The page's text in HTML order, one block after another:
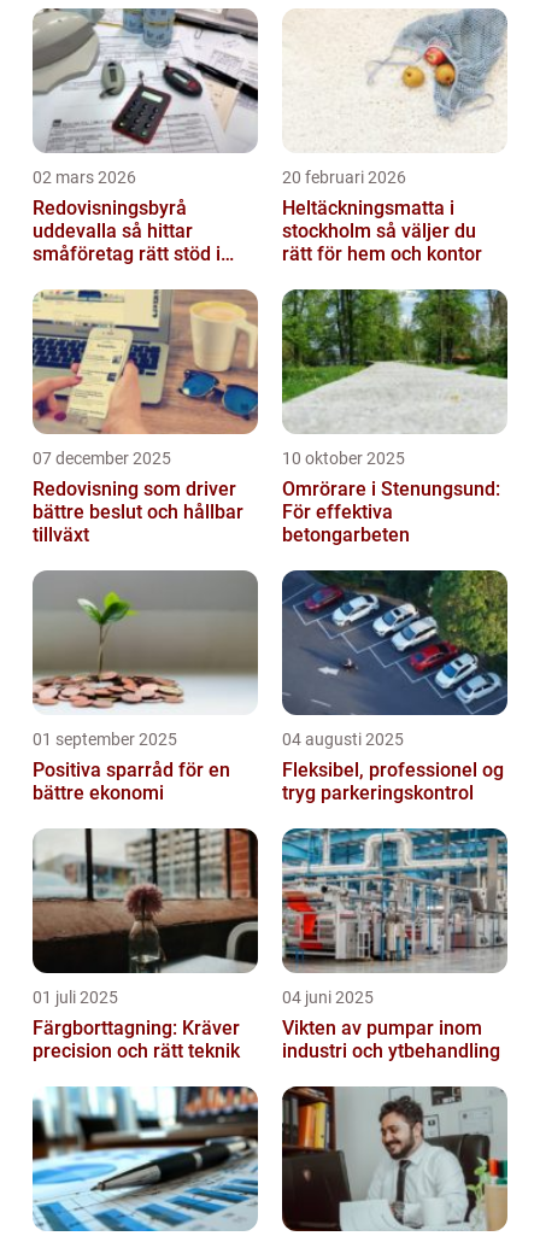
02 mars 2026
Redovisningsbyrå
uddevalla så hittar
småföretag rätt stöd i
20 februari 2026
Heltäckningsmatta i
stockholm så väljer du
rätt för hem och kontor
07 december 2025
Redovisning som driver
bättre beslut och hållbar
tillväxt
10 oktober 2025
Omrörare i Stenungsund:
För effektiva
betongarbeten
01 september 2025
Positiva sparråd för en
bättre ekonomi
04 augusti 2025
Fleksibel, professionel og
tryg parkeringskontrol
01 juli 2025
Färgborttagning: Kräver
precision och rätt teknik
04 juni 2025
Vikten av pumpar inom
industri och ytbehandling